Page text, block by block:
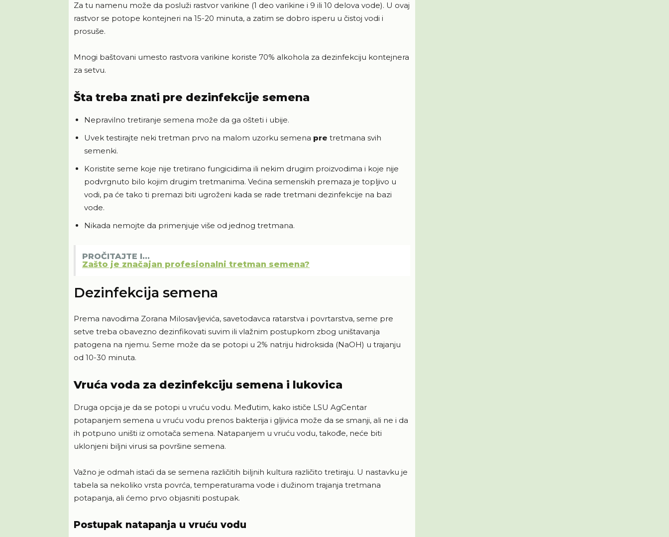
Za tu namenu može da posluži rastvor varikine (1 deo varikine i 9 ili 10 delova vode). U ovaj
rastvor se potope kontejneri na 15-20 minuta, a zatim se dobro isperu u čistoj vodi i
prosuše.
Mnogi baštovani umesto rastvora varikine koriste 70% alkohola za dezinfekciju kontejnera
za setvu.
Šta treba znati pre dezinfekcije semena
Nepravilno tretiranje semena može da ga ošteti i ubije.
Uvek testirajte neki tretman prvo na malom uzorku semena pre tretmana svih
semenki.
Koristite seme koje nije tretirano fungicidima ili nekim drugim proizvodima i koje nije
podvrgnuto bilo kojim drugim tretmanima. Većina semenskih premaza je topljivo u
vodi, pa će tako ti premazi biti ugroženi kada se rade tretmani dezinfekcije na bazi
vode.
Nikada nemojte da primenjuje više od jednog tretmana.
PROČITAJTE I...
Zašto je značajan profesionalni tretman semena?
Dezinfekcija semena
Prema navodima Zorana Milosavljevića, savetodavca ratarstva i povrtarstva, seme pre
setve treba obavezno dezinfikovati suvim ili vlažnim postupkom zbog uništavanja
patogena na njemu. Seme može da se potopi u 2% natriju hidroksida (NaOH) u trajanju
od 10-30 minuta.
Vruća voda za dezinfekciju semena i lukovica
Druga opcija je da se potopi u vruću vodu. Međutim, kako ističe LSU AgCentar
potapanjem semena u vruću vodu prenos bakterija i gljivica može da se smanji, ali ne i da
ih potpuno uništi iz omotača semena. Natapanjem u vruću vodu, takođe, neće biti
uklonjeni biljni virusi sa površine semena.
Važno je odmah istaći da se semena različitih biljnih kultura različito tretiraju. U nastavku je
tabela sa nekoliko vrsta povrća, temperaturama vode i dužinom trajanja tretmana
potapanja, ali ćemo prvo objasniti postupak.
Postupak natapanja u vruću vodu